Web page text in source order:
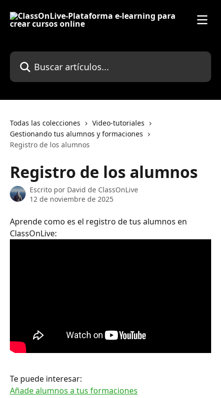
Buscar artículos...
Todas las colecciones
Video-tutoriales
Gestionando tus alumnos y formaciones
Registro de los alumnos
Registro de los alumnos
Escrito por David de ClassOnLive
12 de noviembre de 2025
Aprende como es el registro de tus alumnos en
ClassOnLive:
Te puede interesar:
Añade alumnos a tus formaciones